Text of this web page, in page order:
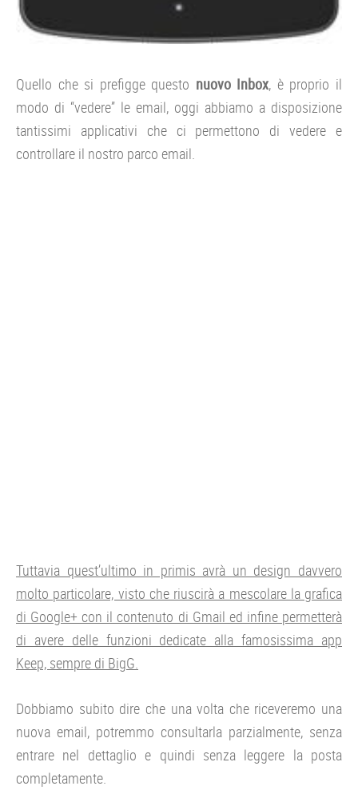
Quello che si prefigge questo nuovo Inbox, è proprio il
modo di “vedere” le email, oggi abbiamo a disposizione
tantissimi applicativi che ci permettono di vedere e
controllare il nostro parco email.
Tuttavia quest’ultimo in primis avrà un design davvero
molto particolare, visto che riuscirà a mescolare la grafica
di Google+ con il contenuto di Gmail ed infine permetterà
di avere delle funzioni dedicate alla famosissima app
Keep, sempre di BigG.
Dobbiamo subito dire che una volta che riceveremo una
nuova email, potremmo consultarla parzialmente, senza
entrare nel dettaglio e quindi senza leggere la posta
completamente.